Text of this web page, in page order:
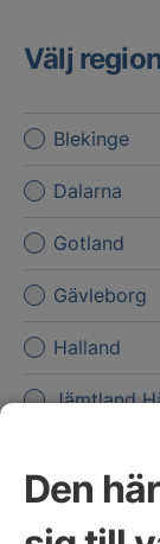
Den
Välj
Blekinge
Dalarna
Gotland
Gävleborg
Halland
Jämtland
Kalmar län